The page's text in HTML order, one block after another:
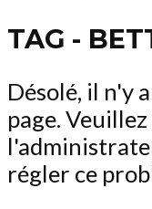
TAG -
Désolé, il n'y
page.
régler ce